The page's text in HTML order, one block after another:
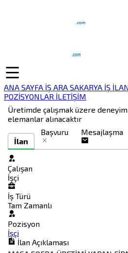
ANA SAYFA İŞ ARA SAKARYA İŞ
POZİSYONLAR İLETİŞİM
Üretimde çalışmak üzere
elemanlar alınacaktır
İlan
Başvuru Mesajlaşma
Çalışan
İşçi
İş Türü
Tam Zamanlı
Pozisyon
İşçi
İlan Açıklaması